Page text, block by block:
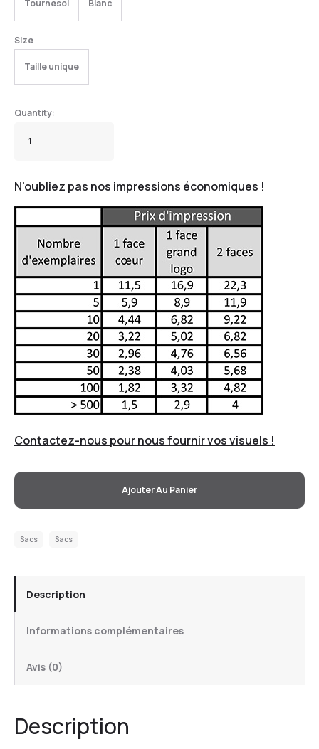
Tournesol Blanc
Size
Taille unique
N'oubliez pas nos impressions économiques !
Contactez-nous pour nous fournir vos visuels !
Ajouter Au Panier
Sacs Sacs
Description
Informations complémentaires
Avis (0)
Description